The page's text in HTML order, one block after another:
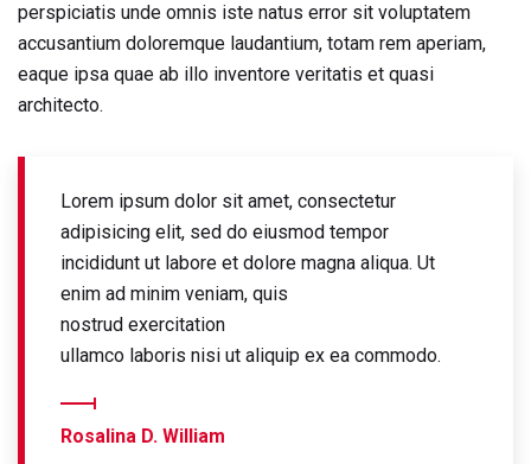
perspiciatis unde omnis iste natus error sit voluptatem
accusantium doloremque laudantium, totam rem aperiam,
eaque ipsa quae ab illo inventore veritatis et quasi
architecto.
Lorem ipsum dolor sit amet, consectetur
adipisicing elit, sed do eiusmod tempor
incididunt ut labore et dolore magna aliqua. Ut
enim ad minim veniam, quis
nostrud exercitation
ullamco laboris nisi ut aliquip ex ea commodo.
Rosalina D. William